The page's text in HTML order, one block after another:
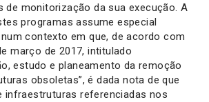
de monitorização da sua execução. A
programas assume especial
contexto em que, de acordo com
março de 2017, intitulado
estudo e planeamento da remoção
obsoletas”, é dada nota de que
infraestruturas referenciadas nos